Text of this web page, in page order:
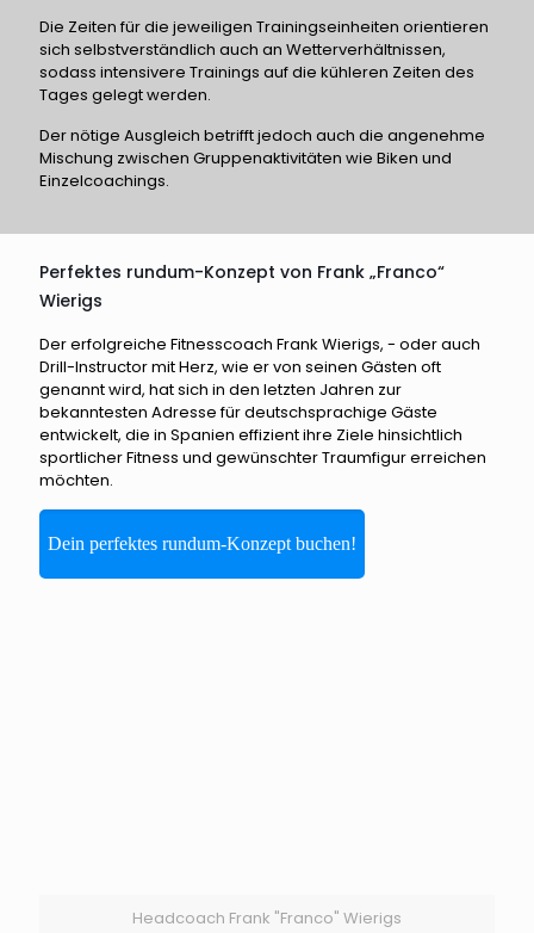
Die Zeiten für die jeweiligen Trainingseinheiten orientieren
sich selbstverständlich auch an Wetterverhältnissen,
sodass intensivere Trainings auf die kühleren Zeiten des
Tages gelegt werden.
Der nötige Ausgleich betrifft jedoch auch die angenehme
Mischung zwischen Gruppenaktivitäten wie Biken und
Einzelcoachings.
Perfektes rundum-Konzept von Frank „Franco“
Wierigs
Der erfolgreiche Fitnesscoach Frank Wierigs, - oder auch
Drill-Instructor mit Herz, wie er von seinen Gästen oft
genannt wird, hat sich in den letzten Jahren zur
bekanntesten Adresse für deutschsprachige Gäste
entwickelt, die in Spanien effizient ihre Ziele hinsichtlich
sportlicher Fitness und gewünschter Traumfigur erreichen
möchten.
Dein perfektes rundum-Konzept buchen!
Headcoach Frank "Franco" Wierigs